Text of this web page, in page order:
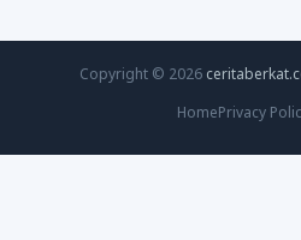
Copyright © 2026
HomePrivacy